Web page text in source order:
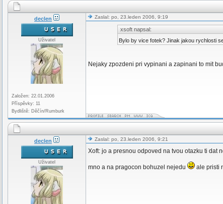
declen
Uživatel
Založen: 22.01.2006
Příspěvky: 11
Bydliště: Děčín/Rumburk
Zaslal: po, 23.leden 2006, 9:19
xsoft napsal:
Bylo by vice fotek? Jinak jakou rychlosti
Nejaky zpozdeni pri vypinani a zapinani to mit
declen
Uživatel
Zaslal: po, 23.leden 2006, 9:21
Xoft: jo a presnou odpoved na tvou otazku ti dat
mno a na pragocon bohuzel nejedu ale pristi